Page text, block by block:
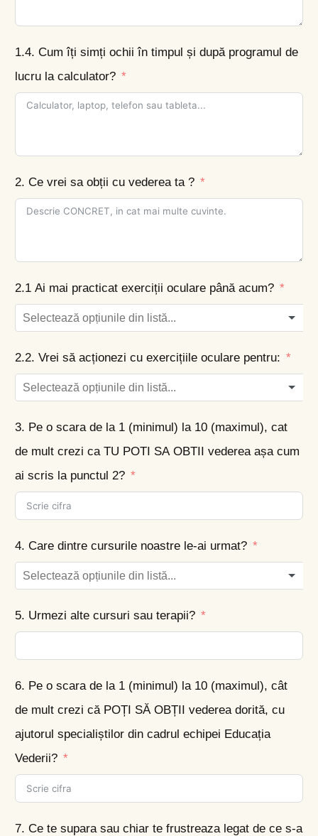
1.4. Cum îți simți ochii în timpul și după programul de
lucru la calculator?
2. Ce vrei sa obții cu vederea ta ?
2.1 Ai mai practicat exerciții oculare până acum?
2.2. Vrei să acționezi cu exercițiile oculare pentru:
3. Pe o scara de la 1 (minimul) la 10 (maximul), cat
de mult crezi ca TU POTI SA OBTII vederea așa cum
ai scris la punctul 2?
4. Care dintre cursurile noastre le-ai urmat?
5. Urmezi alte cursuri sau terapii?
6. Pe o scara de la 1 (minimul) la 10 (maximul), cât
de mult crezi că POȚI SĂ OBȚII vederea dorită, cu
ajutorul specialiștilor din cadrul echipei Educația
Vederii?
7. Ce te supara sau chiar te frustreaza legat de ce s-a